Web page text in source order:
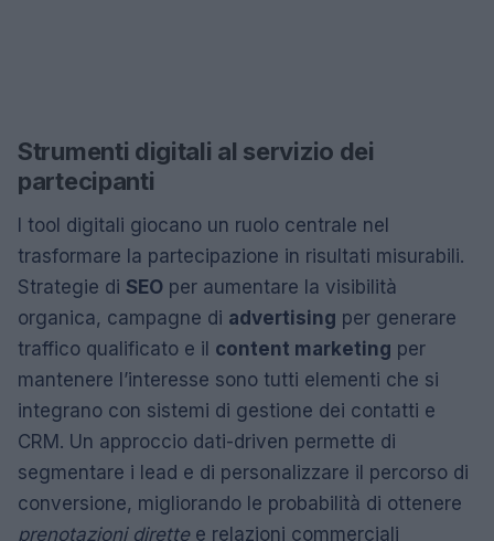
Strumenti digitali al servizio dei
partecipanti
I tool digitali giocano un ruolo centrale nel
trasformare la partecipazione in risultati misurabili.
Strategie di SEO per aumentare la visibilità
organica, campagne di advertising per generare
traffico qualificato e il content marketing per
mantenere l’interesse sono tutti elementi che si
integrano con sistemi di gestione dei contatti e
CRM. Un approccio dati-driven permette di
segmentare i lead e di personalizzare il percorso di
conversione, migliorando le probabilità di ottenere
prenotazioni direttee relazioni commerciali